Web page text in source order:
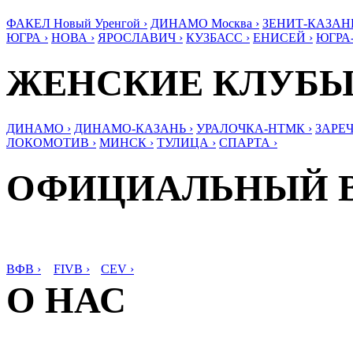
ФАКЕЛ Новый Уренгой › ДИНАМО Москва › ЗЕНИТ-
ЮГРА › НОВА › ЯРОСЛАВИЧ › КУЗБАСС › ЕНИСЕЙ ›
ЖЕНСКИЕ
ДИНАМО › ДИНАМО-КАЗАНЬ › УРАЛОЧКА-НТМК ›
ЛОКОМОТИВ › МИНСК › ТУЛИЦА › СПАРТА ›
ОФИЦИАЛЬНЫЙ
ВФВ › FIVB › CEV ›
О НАС